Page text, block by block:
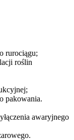
rurociągu;
roślin
pakowania.
awaryjnego